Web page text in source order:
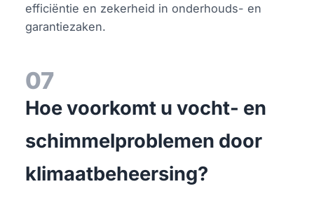
efficiëntie en zekerheid in onderhouds- en
garantiezaken.
07
Hoe voorkomt u vocht- en
schimmelproblemen door
klimaatbeheersing?